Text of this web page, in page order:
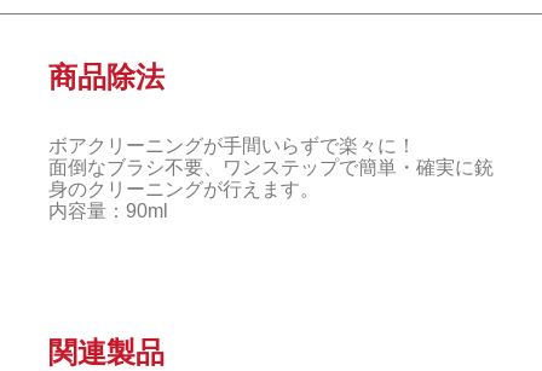
商品除法
ボアクリーニングが手間いらずで楽々に！
面倒なブラシ不要、ワンステップで簡単・確実に銃
身のクリーニングが行えます。
内容量：90ml
関連製品